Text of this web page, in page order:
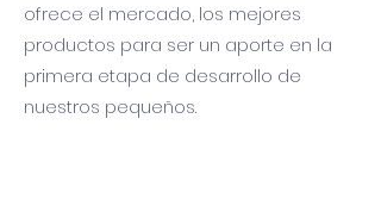
ofrece el mercado, los mejores
productos para ser un aporte en la
primera etapa de desarrollo de
nuestros pequeños.